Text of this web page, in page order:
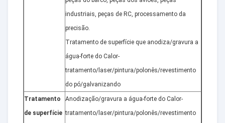
industriais, peças de RC, processamento da
precisão.
Tratamento de superfície que anodiza/gravura a
água-forte do Calor-
tratamento/laser/pintura/polonês/revestimento
do pó/galvanizando
Tratamento
de superfície
Anodização/gravura a água-forte do Calor-
tratamento/laser/pintura/polonês/revestimento